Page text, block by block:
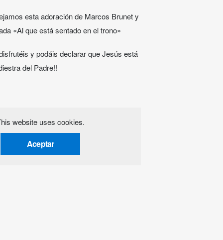
esta adoración de Marcos Brunet y
«Al que está sentado en el trono»
y podáis declarar que Jesús está
del Padre!!
website uses cookies.
Aceptar